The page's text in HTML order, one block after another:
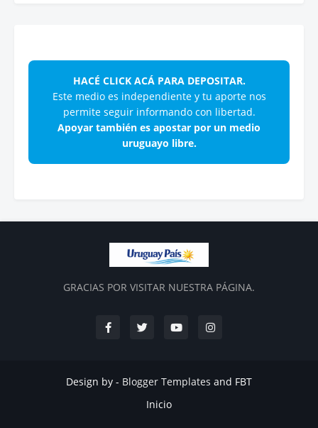
HACÉ CLICK ACÁ PARA DEPOSITAR.
Este medio es independiente y tu aporte nos
permite seguir informando con libertad.
Apoyar también es apostar por un medio
uruguayo libre.
GRACIAS POR VISITAR NUESTRA PÁGINA.
Design by - Blogger Templates and FBT
Inicio